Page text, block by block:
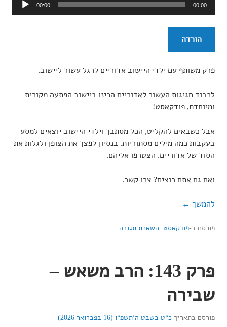
אודיו
00:00 00:00
הורדה
פרק משותף עם ילדי היישוב אדוריים לרגל עשור ליישוב.
לכבוד חגיגות העשור לאדוריים הכינו ביישוב הפתעה מקורית
ומיוחדת, פודקאסט!
אבל כשבאים להקליט, הכל מסתבך וילדי היישוב יוצאים למסע
בעקבות כמה מילים מסתוריות. בנסיון לפצך את הצופן ולגלות את
הסוד של אדוריים. הצטרפו אליהם.
ואם גם אתם רוצים? צרו קשר.
להמשך ←
פורסם ב-פודקאסט השארת תגובה
פרק 143: הרב משאש –
שבירה
פורסם בתאריך כ״ט בשבט ה׳תשפ״ו (16 בפברואר 2026)